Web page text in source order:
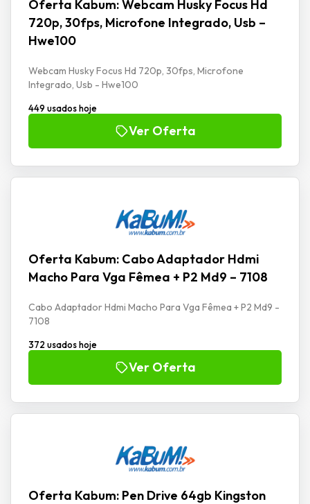
Oferta Kabum: Webcam Husky Focus Hd
720p, 30fps, Microfone Integrado, Usb –
Hwe100
Webcam Husky Focus Hd 720p, 30fps, Microfone
Integrado, Usb - Hwe100
449 usados hoje
Ver Oferta
Oferta Kabum: Cabo Adaptador Hdmi
Macho Para Vga Fêmea + P2 Md9 – 7108
Cabo Adaptador Hdmi Macho Para Vga Fêmea + P2 Md9 -
7108
372 usados hoje
Ver Oferta
Oferta Kabum: Pen Drive 64gb Kingston